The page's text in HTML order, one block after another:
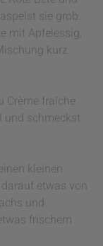
sie grob.
mit Apfelessig,
kurz
Crème fraîche
und schmeckst
kleinen
etwas von
und
frischem